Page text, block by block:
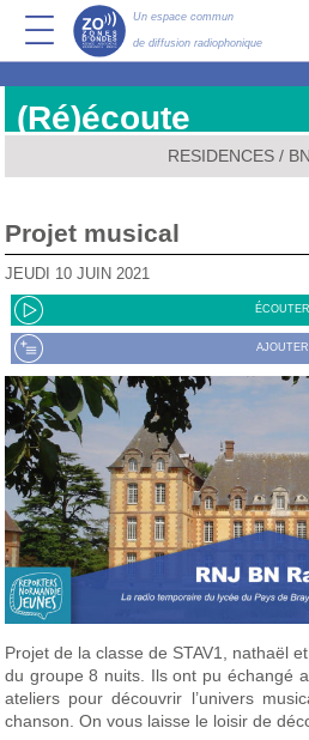
Un espace commun
de diffusion radiophonique
(Ré)écoute
RESIDENCES /
Projet musical
JEUDI 10 JUIN 2021
ÉCOUTER
AJOUTER
Projet de la classe de STAV1, nathaël
du groupe 8 nuits. Ils ont pu échangé
ateliers pour découvrir l’univers
chanson. On vous laisse le loisir de